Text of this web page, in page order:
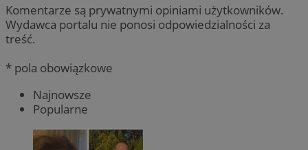
Komentarze są prywatnymi opiniami użytkowników.
Wydawca portalu nie ponosi odpowiedzialności za
treść.
* pola obowiązkowe
Najnowsze
Popularne